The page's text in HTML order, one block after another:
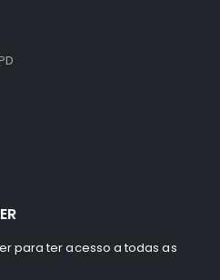
para ter acesso a todas as